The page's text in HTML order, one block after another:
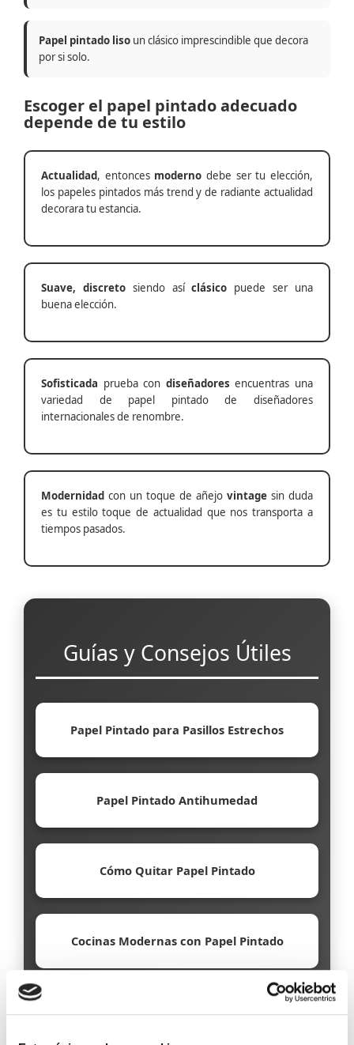
Papel pintado liso un clásico imprescindible que decora
por si solo.
Escoger el papel pintado adecuado
depende de tu estilo
Actualidad, entonces moderno debe ser tu elección,
los papeles pintados más trend y de radiante actualidad
decorara tu estancia.
Suave, discretosiendo asíclásico puede ser una
buena elección.
Sofisticada prueba con diseñadores encuentras una
variedad de papel pintado de diseñadores
internacionales de renombre.
Modernidad con un toque de añejo vintage sin duda
es tu estilo toque de actualidad que nos transporta a
tiempos pasados.
Guías y Consejos Útiles
Papel Pintado para Pasillos Estrechos
Papel Pintado Antihumedad
Cómo Quitar Papel Pintado
Cocinas Modernas con Papel Pintado
Papel Pintado Ecológico